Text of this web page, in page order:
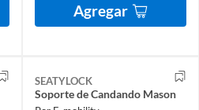
Agregar
SEATYLOCK
Soporte de Candando Mason